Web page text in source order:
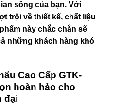
sống của bạn. Với
trội về thiết kế, chất liệu
này chắc chắn sẽ
những khách hàng khó
Cao Cấp GTK-
hoàn hảo cho
đại